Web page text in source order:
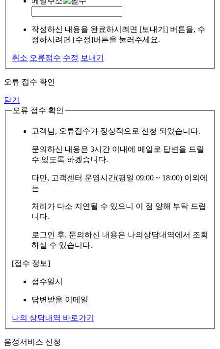
작성하신 내용을 완료하시려면 [보내기] 버튼을, 수
정하시려면 [수정]버튼을 눌러주세요.
취소 오류접수 수정 보내기
오류 접수 확인
닫기
오류 접수 확인
고객님, 오류접수가 정상적으로 신청 되었습니다.
문의하신 내용은 3시간 이내에 메일로 답변을 드릴
수 있도록 하겠습니다.
다만, 고객센터 운영시간(평일 09:00 ~ 18:00) 이외에
는
처리가 다소 지연될 수 있으니 이 점 양해 부탁 드립
니다.
로그인 후, 문의하신 내용은 나의상담내역에서 조회
하실 수 있습니다.
[접수 정보]
접수일시
답변받을 이메일
나의 상담내역 바로가기
음성서비스 신청